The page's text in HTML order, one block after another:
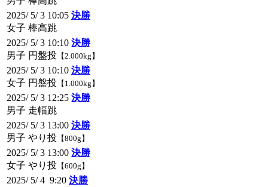
2025/ 5/ 3 10:05 決勝
女子 棒高跳
2025/ 5/ 3 10:10 決勝
男子 円盤投 【2.000kg】
2025/ 5/ 3 10:10 決勝
女子 円盤投 【1.000kg】
2025/ 5/ 3 12:25 決勝
男子 走幅跳
2025/ 5/ 3 13:00 決勝
男子 やり投 【800g】
2025/ 5/ 3 13:00 決勝
女子 やり投 【600g】
2025/ 5/ 4 9:20 決勝